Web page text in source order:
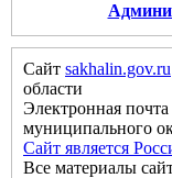
Сайт sakhalin.gov.ru
области
Электронная почта
муниципального
Сайт является
Все материалы